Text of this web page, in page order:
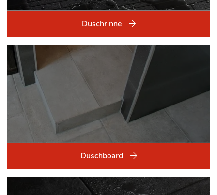
Duschrinne
Duschboard